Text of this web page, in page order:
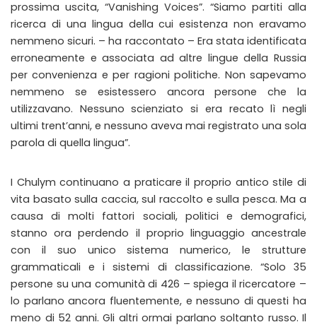
prossima uscita, “Vanishing Voices”. “Siamo partiti alla
ricerca di una lingua della cui esistenza non eravamo
nemmeno sicuri. – ha raccontato – Era stata identificata
erroneamente e associata ad altre lingue della Russia
per convenienza e per ragioni politiche. Non sapevamo
nemmeno se esistessero ancora persone che la
utilizzavano. Nessuno scienziato si era recato lì negli
ultimi trent’anni, e nessuno aveva mai registrato una sola
parola di quella lingua”.
I Chulym continuano a praticare il proprio antico stile di
vita basato sulla caccia, sul raccolto e sulla pesca. Ma a
causa di molti fattori sociali, politici e demografici,
stanno ora perdendo il proprio linguaggio ancestrale
con il suo unico sistema numerico, le strutture
grammaticali e i sistemi di classificazione. “Solo 35
persone su una comunità di 426 – spiega il ricercatore –
lo parlano ancora fluentemente, e nessuno di questi ha
meno di 52 anni. Gli altri ormai parlano soltanto russo. Il